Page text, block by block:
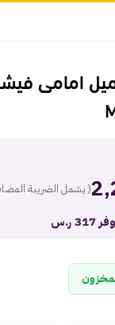
( يشمل الضريبة
وفر 317 ر.س